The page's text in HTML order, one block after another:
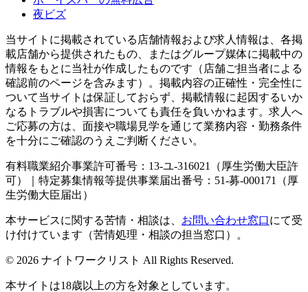
夜ビズ
当サイトに掲載されている店舗情報および求人情報は、各掲
載店舗から提供されたもの、またはグループ媒体に掲載中の
情報をもとに当社が作成したものです（店舗ご担当者による
確認前のページを含みます）。掲載内容の正確性・完全性に
ついて当サイトは保証しておらず、掲載情報に起因するいか
なるトラブルや損害についても責任を負いかねます。求人へ
ご応募の方は、面接や職場見学を通じて業務内容・勤務条件
を十分にご確認のうえご判断ください。
有料職業紹介事業許可番号：13-ユ-316021（厚生労働大臣許
可）｜特定募集情報等提供事業届出番号：51-募-000171（厚
生労働大臣届出）
本サービスに関する苦情・相談は、 お問い合わせ窓口にて受
け付けています（苦情処理・相談の担当窓口）。
© 2026 ナイトワークリスト All Rights Reserved.
本サイトは18歳以上の方を対象としています。